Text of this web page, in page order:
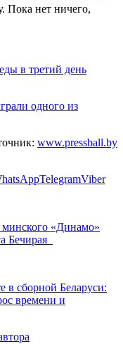
в третий день
одного из
www.pressball.by
TelegramViber
«Динамо»
Бечирая
в сборной Беларуси:
времени и